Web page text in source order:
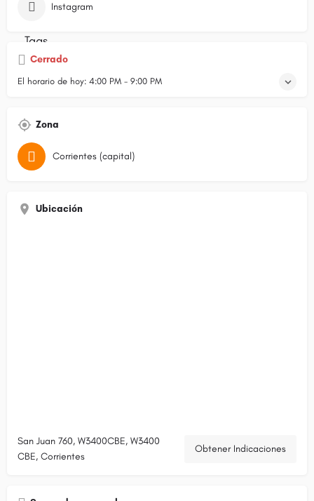
Instagram
Cerrado
El horario de hoy: 4:00 PM - 9:00 PM
Zona
Corrientes (capital)
Ubicación
San Juan 760, W3400CBE, W3400
CBE, Corrientes
Obtener Indicaciones